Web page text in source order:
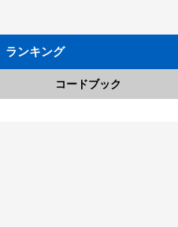
ランキング
コードブック